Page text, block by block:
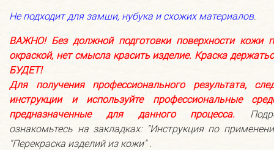
Не подходит для замши, нубука и схожих материалов.
ВАЖНО! Без должной подготовки поверхности кожи
окраской, нет смысла красить изделие. Краска
БУДЕТ!
Для получения профессионального результата,
инструкции и используйте профессиональные
предназначенные для данного процесса.
ознакомьтесь на закладках: "Инструкция по
"Перекраска изделий из кожи" .